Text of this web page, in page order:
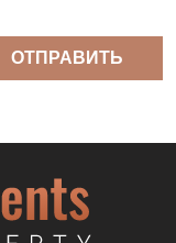
ОТПРАВИТЬ